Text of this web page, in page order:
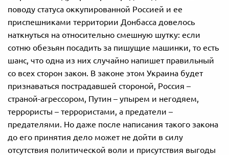
поводу статуса оккупированной Россией и ее
приспешниками территории Донбасса довелось
наткнуться на относительно смешную шутку: если
сотню обезьян посадить за пишущие машинки, то есть
шанс, что одна из них случайно напишет правильный
со всех сторон закон. В законе этом Украина будет
признаваться пострадавшей стороной, Россия –
страной-агрессором, Путин – упырем и негодяем,
террористы – террористами, а предатели –
предателями. Но даже после написания такого закона
до его принятия дело может не дойти в силу
отсутствия политической воли и присутствия выгоды